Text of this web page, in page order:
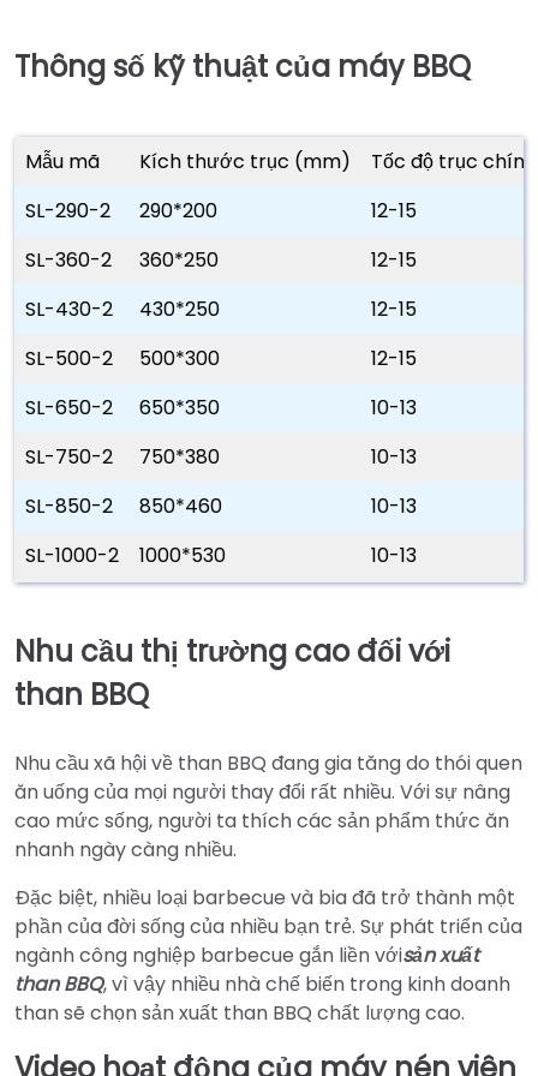
Thông số kỹ thuật của máy BBQ
Mẫu mã Kích thước trục (mm)
Tốc độ trục
SL-290-2
290*200
12-15
SL-360-2
360*250
12-15
SL-430-2
430*250
12-15
SL-500-2
500*300
12-15
SL-650-2
650*350
10-13
SL-750-2
750*380
10-13
SL-850-2
850*460
10-13
SL-1000-2
1000*530 10-13
Nhu cầu thị trường cao đối với
than BBQ
Nhu cầu xã hội về than BBQ đang gia tăng do thói quen
ăn uống của mọi người thay đổi rất nhiều. Với sự nâng
cao mức sống, người ta thích các sản phẩm thức ăn
nhanh ngày càng nhiều.
Đặc biệt, nhiều loại barbecue và bia đã trở thành một
phần của đời sống của nhiều bạn trẻ. Sự phát triển của
ngành công nghiệp barbecue gắn liền vớisản xuất
than BBQ, vì vậy nhiều nhà chế biến trong kinh doanh
than sẽ chọn sản xuất than BBQ chất lượng cao.